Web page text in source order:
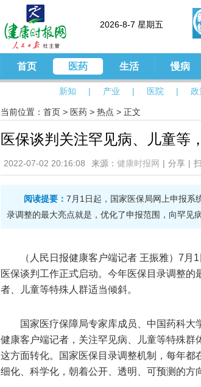
2026-8-7 星期五
首页 医药
新知 | 产业 | 医院 | 政
生活 慢病
当前位置： 首页 > 医药 > 热点 > 正文
医保谈判关注罕见病、儿童等
2022-07-02 20:16:08 来源： 健康时报网 | 分享 |
阅读提要： 7月1日起，国家医保局网上申报系
录调整的最大亮点就是，优化了申报范围，向罕见
（人民日报健康客户端记者 王振雅） 7月
医保谈判工作正式启动。今年医保目录调整
者、儿童等特殊人群适当倾斜。
国家医疗保障局专家库成员、中国药科
健康客户端记者，关注罕见病、儿童等特殊
这方面转化。国家医保目录调整机制，每年
细化、科学化，朝着公开、透明、可预测的方